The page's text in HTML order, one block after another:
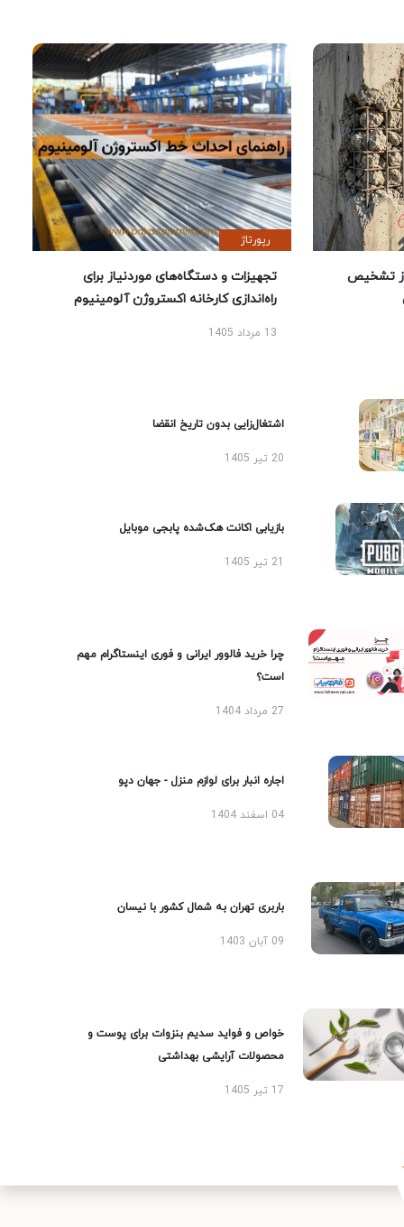
تشخیص
رپورتاژ
تجهیزات و دستگاه‌های موردنیاز برای
راه‌اندازی کارخانه اکستروژن آلومینیوم
13 مرداد 1405
اشتغال‌زایی بدون تاریخ انقضا
20 تیر 1405
بازیابی اکانت هک‌شده پابجی موبایل
چرا خرید فالوور ایرانی و فوری اینستاگرام مهم
است؟
27 مرداد 1404
اجاره انبار برای لوازم منزل - جهان دپو
04 اسفند 1404
باربری تهران به شمال کشور با نیسان
09 آبان 1403
خواص و فواید سدیم بنزوات برای پوست و
محصولات آرایشی بهداشتی
17 تیر 1405